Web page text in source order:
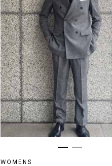
WOMENS